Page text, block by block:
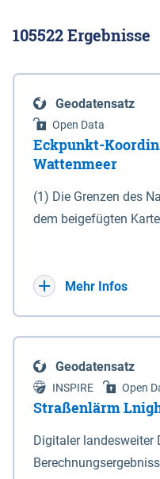
105522Ergebnisse
Geodatensatz
Open Data
Eckpunkt-
Wattenmeer
(1) Die Grenzen des
dem beigefügten
(DTK) im Maßstab 1
verkleinerte Amtliche
projizierte Koordinaten
Terrestrischen
der Universalen
bezogen auf die Zone
(Anlage 4); Gleiches
Mehr Infos
Geodatensatz
INSPIRE Open
Straßenlärm
Digitaler landesweiter